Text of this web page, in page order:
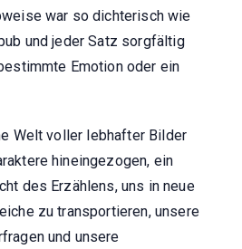
war so dichterisch wie
und jeder Satz sorgfältig
Emotion oder ein
Welt voller lebhafter Bilder
hineingezogen, ein
des Erzählens, uns in neue
zu transportieren, unsere
und unsere